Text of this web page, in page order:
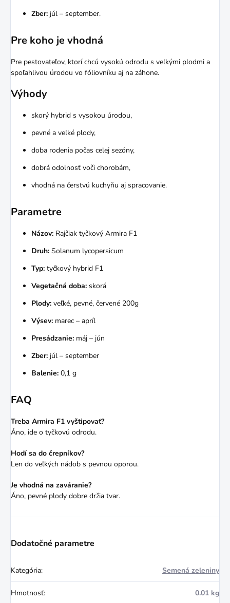
Zber: júl – september.
Pre koho je vhodná
Pre pestovateľov, ktorí chcú vysokú odrodu s veľkými plodmi a
spoľahlivou úrodou vo fóliovníku aj na záhone.
Výhody
skorý hybrid s vysokou úrodou,
pevné a veľké plody,
doba rodenia počas celej sezóny,
dobrá odolnosť voči chorobám,
vhodná na čerstvú kuchyňu aj spracovanie.
Parametre
Názov: Rajčiak tyčkový Armira F1
Druh: Solanum lycopersicum
Typ: tyčkový hybrid F1
Vegetačná doba: skorá
Plody: veľké, pevné, červené 200g
Výsev: marec – apríl
Presádzanie: máj – jún
Zber: júl – september
Balenie: 0,1 g
FAQ
Treba Armira F1 vyštipovať?
Áno, ide o tyčkovú odrodu.
Hodí sa do črepníkov?
Len do veľkých nádob s pevnou oporou.
Je vhodná na zaváranie?
Áno, pevné plody dobre držia tvar.
Dodatočné parametre
Kategória: Semená zeleniny
Hmotnosť: 0.01 kg